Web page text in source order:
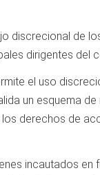
discrecional de
dirigentes del
el uso
un esquema
derechos de
incautados